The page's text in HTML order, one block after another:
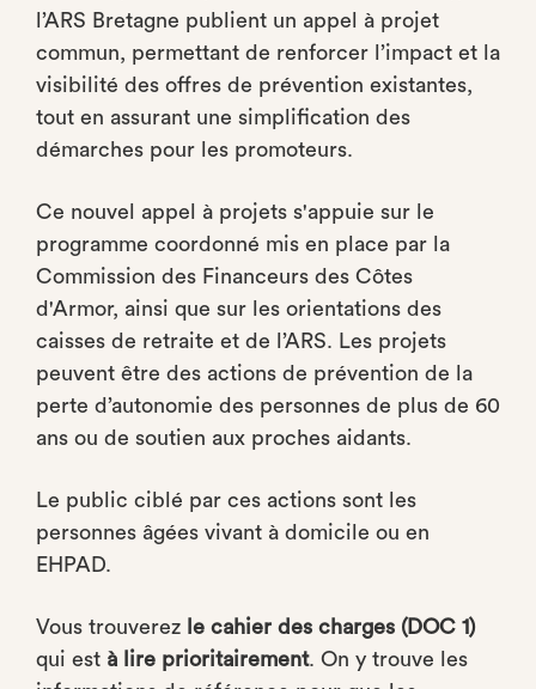
l’ARS Bretagne publient un appel à projet
commun, permettant de renforcer l’impact et la
visibilité des offres de prévention existantes,
tout en assurant une simplification des
démarches pour les promoteurs.
Ce nouvel appel à projets s'appuie sur le
programme coordonné mis en place par la
Commission des Financeurs des Côtes
d'Armor, ainsi que sur les orientations des
caisses de retraite et de l’ARS. Les projets
peuvent être des actions de prévention de la
perte d’autonomie des personnes de plus de 60
ans ou de soutien aux proches aidants.
Le public ciblé par ces actions sont les
personnes âgées vivant à domicile ou en
EHPAD.
Vous trouverez le cahier des charges (DOC 1)
qui est à lire prioritairement. On y trouve les